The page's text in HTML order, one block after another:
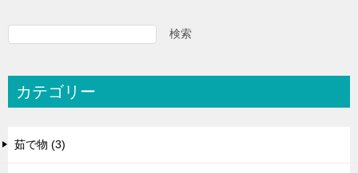
検索
カテゴリー
茹で物 (3)